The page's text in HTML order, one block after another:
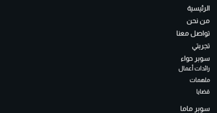
الرئيسية
من نحن
تواصل معنا
تجربتي
سوبر حواء
رائدات أعمال
ملهمات
قضايا
سوبر ماما